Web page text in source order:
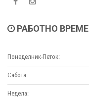
РАБОТНО ВРЕМЕ
Понеделник-Петок:
Сабота:
Недела: